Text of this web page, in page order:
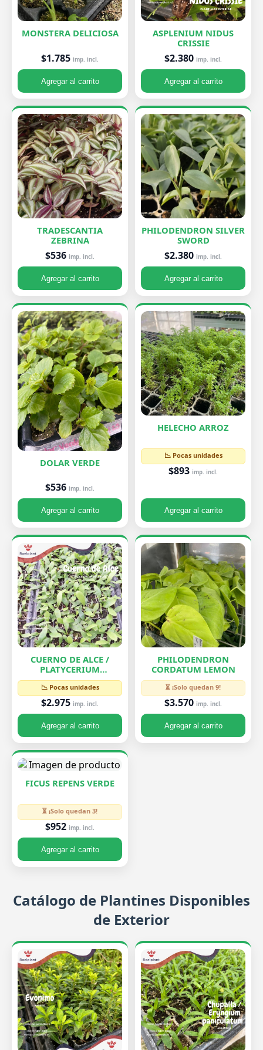
MONSTERA DELICIOSA
$1.785 imp. incl.
Agregar al carrito
ASPLENIUM NIDUS
CRISSIE
$2.380 imp. incl.
Agregar al carrito
TRADESCANTIA
ZEBRINA
$536 imp. incl.
Agregar al carrito
PHILODENDRON SILVER
SWORD
$2.380 imp. incl.
Agregar al carrito
DOLAR VERDE
$536 imp. incl.
Agregar al carrito
HELECHO ARROZ
📉 Pocas unidades
$893 imp. incl.
Agregar al carrito
CUERNO DE ALCE /
PLATYCERIUM
BIFURCATUM
📉 Pocas unidades
$2.975 imp. incl.
Agregar al carrito
PHILODENDRON
CORDATUM LEMON
⏳ ¡Solo quedan 9!
$3.570 imp. incl.
Agregar al carrito
FICUS REPENS VERDE
⏳ ¡Solo quedan 3!
$952 imp. incl.
Agregar al carrito
Catálogo de Plantines Disponibles
de Exterior